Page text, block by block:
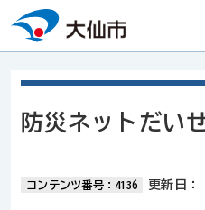
本文へスキップ
防災ネットだい
コンテンツ番号：4136 更新日：